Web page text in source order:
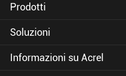
Prodotti
Soluzioni
Informazioni su Acrel